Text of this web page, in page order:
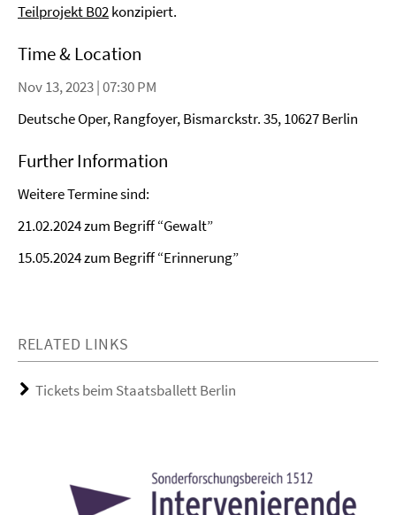
Teilprojekt B02konzipiert.
Time & Location
Nov 13, 2023 | 07:30 PM
Deutsche Oper, Rangfoyer, Bismarckstr. 35, 10627 Berlin
Further Information
Weitere Termine sind:
21.02.2024 zum Begriff “Gewalt”
15.05.2024 zum Begriff “Erinnerung”
RELATED LINKS
Tickets beim Staatsballett Berlin